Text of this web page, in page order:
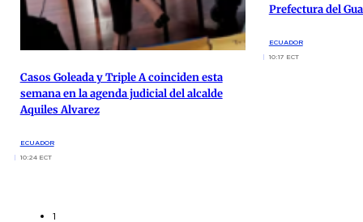
Casos Goleada y Triple A coinciden esta
semana en la agenda judicial del alcalde
Aquiles Alvarez
ECUADOR
10:24 ECT
Prefectura del
ECUADOR
10:17 ECT
1